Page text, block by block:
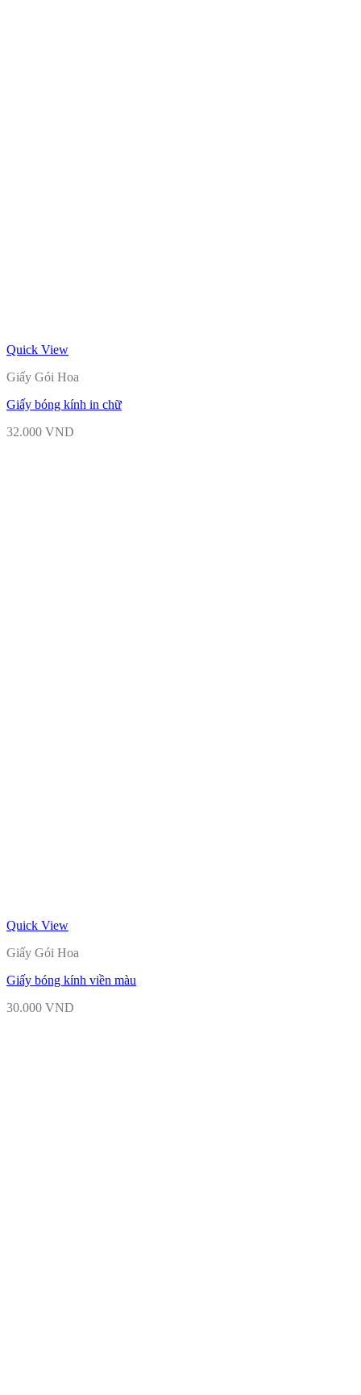
Quick View
Giấy Gói Hoa
Giấy bóng kính in chữ
32.000 VND
Quick View
Giấy Gói Hoa
Giấy bóng kính viền màu
30.000 VND